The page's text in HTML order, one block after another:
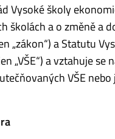
Vysoké školy
školách a o změně a
„zákon“) a Statutu
„VŠE“) a vztahuje
VŠE